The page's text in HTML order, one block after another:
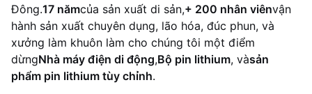
Đông.17 nămcủa sản xuất di sản,+ 200 nhân viênvận
hành sản xuất chuyên dụng, lão hóa, đúc phun, và
xưởng làm khuôn làm cho chúng tôi một điểm
dừngNhà máy điện di động,Bộ pin lithium, vàsản
phẩm pin lithium tùy chỉnh.